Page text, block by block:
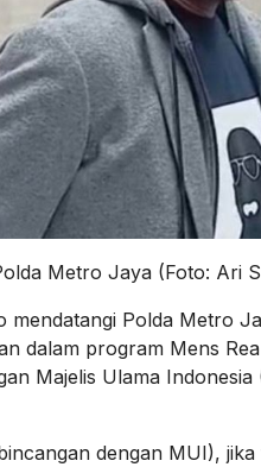
Metro Jaya (Foto: Ari
mendatangi Polda Metro
dalam program Mens
Majelis Ulama
dengan MUI),